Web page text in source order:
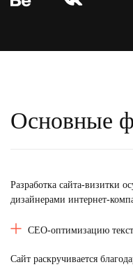
Основные
Разработка сайта-визитки
дизайнерами интернет-
СЕО-оптимизацию
Сайт раскручивается